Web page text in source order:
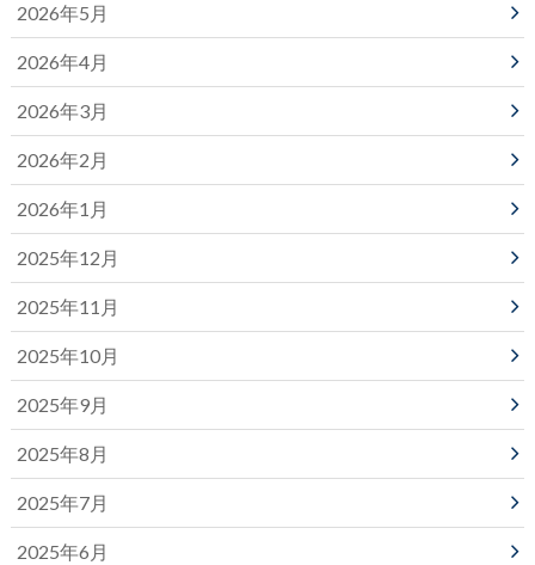
2026年5月
2026年4月
2026年3月
2026年2月
2026年1月
2025年12月
2025年11月
2025年10月
2025年9月
2025年8月
2025年7月
2025年6月